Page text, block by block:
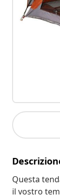
Questa
il vostro